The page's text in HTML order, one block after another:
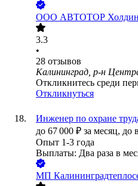
ООО АВТОТОР
3.3
•
28 отзывов
Калининград, р-н
Откликнитесь среди
Откликнуться
Инженер по охране
до 67 000 ₽ за месяц, до
Опыт 1-3 года
Выплаты: Два раза в
МП